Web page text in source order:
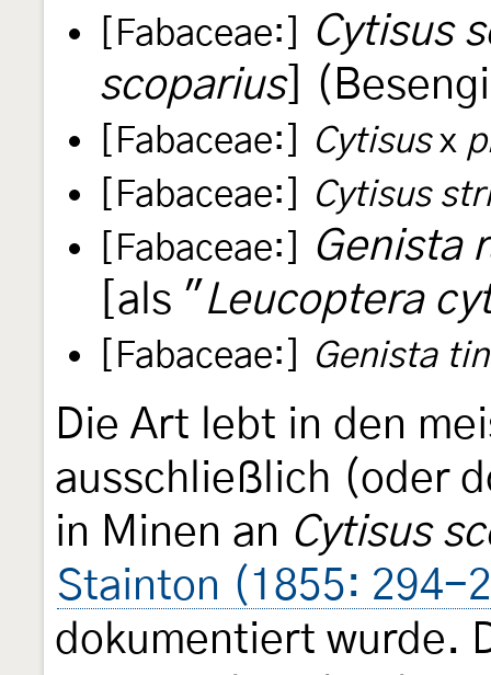
[Fabaceae:]
Cytisus
scoparius]
[Fabaceae:] Cytisusx
[Fabaceae:]
Cytisus
[Fabaceae:]
Genista
[als " Leucoptera
[Fabaceae:] Genista
Die Art lebt in den
ausschließlich (oder
in Minen an Cytisus
Stainton (1855: 294-
dokumentiert wurde.